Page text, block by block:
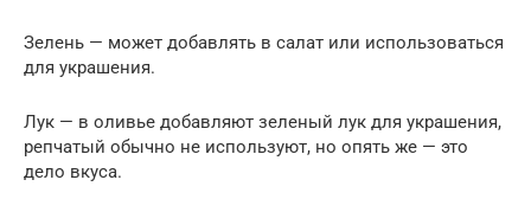
Зелень — может добавлять в салат или использоваться
для украшения.
Лук — в оливье добавляют зеленый лук для украшения,
репчатый обычно не используют, но опять же — это
дело вкуса.